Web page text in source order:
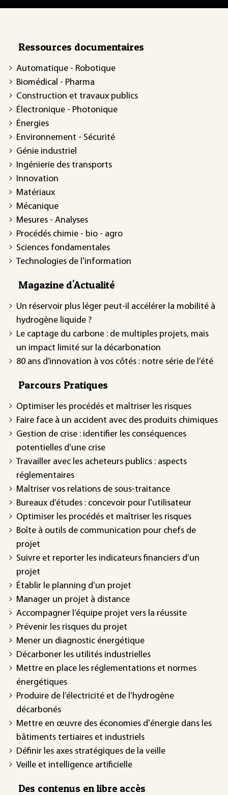
Ressources documentaires
Automatique - Robotique
Biomédical - Pharma
Construction et travaux publics
Électronique - Photonique
Énergies
Environnement - Sécurité
Génie industriel
Ingénierie des transports
Innovation
Matériaux
Mécanique
Mesures - Analyses
Procédés chimie - bio - agro
Sciences fondamentales
Technologies de l'information
Magazine d'Actualité
Un réservoir plus léger peut-il accélérer la mobilité à
hydrogène liquide ?
Le captage du carbone : de multiples projets, mais
un impact limité sur la décarbonation
80 ans d’innovation à vos côtés : notre série de l’été
Parcours Pratiques
Optimiser les procédés et maîtriser les risques
Faire face à un accident avec des produits chimiques
Gestion de crise : identifier les conséquences
potentielles d’une crise
Travailler avec les acheteurs publics : aspects
réglementaires
Maîtriser vos relations de sous-traitance
Bureaux d’études : concevoir pour l'utilisateur
Optimiser les procédés et maîtriser les risques
Boîte à outils de communication pour chefs de
projet
Suivre et reporter les indicateurs financiers d’un
projet
Établir le planning d’un projet
Manager un projet à distance
Accompagner l’équipe projet vers la réussite
Prévenir les risques du projet
Mener un diagnostic énergétique
Décarboner les utilités industrielles
Mettre en place les réglementations et normes
énergétiques
Produire de l’électricité et de l’hydrogène
décarbonés
Mettre en œuvre des économies d'énergie dans les
bâtiments tertiaires et industriels
Définir les axes stratégiques de la veille
Veille et intelligence artificielle
Des contenus en libre accès